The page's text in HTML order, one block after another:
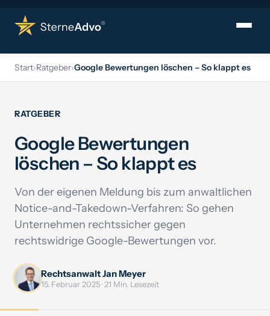
Leistungen
Kununu
Google
Indeed
Glassdoor
Trustpilot
Verfasser ermitteln
Kununu verklagen
Start›Ratgeber›Google Bewertungen löschen – So klappt es
RATGEBER
Google Bewertungen
löschen – So klappt es
Von der eigenen Meldung bis zum anwaltlichen
Notice-and-Takedown-Verfahren: So gehen
Unternehmen rechtssicher gegen
rechtswidrige Google-Bewertungen vor.
Rechtsanwalt Jan Meyer
15. Februar 2025 · 21 Min. Lesezeit